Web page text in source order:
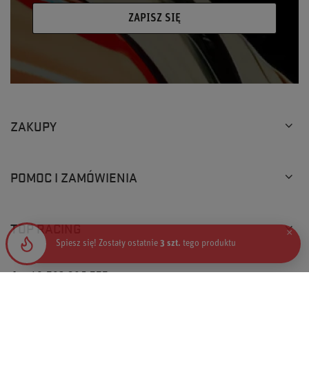
ZAPISZ SIĘ
ZAKUPY
POMOC I ZAMÓWIENIA
TOP RACING
Spiesz się! Zostały ostatnie3 szt. tego produktu
×